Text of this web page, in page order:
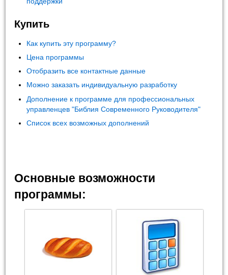
Купить
Как купить эту программу?
Цена программы
Отобразить все контактные данные
Можно заказать индивидуальную разработку
Дополнение к программе для профессиональных
управленцев "Библия Современного Руководителя"
Список всех возможных дополнений
Основные возможности
программы: